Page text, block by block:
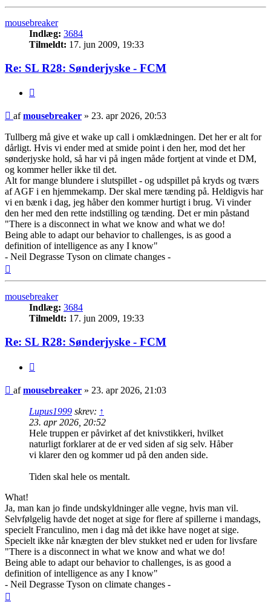
mousebreaker
Indlæg: 3684
Tilmeldt: 17. jun 2009, 19:33
Re: SL R28: Sønderjyske - FCM
Indlæg
afmousebreaker » 23. apr 2026, 20:53
Tullberg må give et wake up call i omklædningen. Det her er alt for
dårligt. Hvis vi ender med at smide point i den her, mod det her
sønderjyske hold, så har vi på ingen måde fortjent at vinde et DM,
og kommer heller ikke til det.
Alt for mange blundere i slutspillet - og udspillet på kryds og tværs
af AGF i en hjemmekamp. Der skal mere tænding på. Heldigvis har
vi en bænk i dag, jeg håber den kommer hurtigt i brug. Vi vinder
den her med den rette indstilling og tænding. Det er min påstand
"There is a disconnect in what we know and what we do!
Being able to adapt our behavior to challenges, is as good a
definition of intelligence as any I know"
- Neil Degrasse Tyson on climate changes -
mousebreaker
Indlæg: 3684
Tilmeldt: 17. jun 2009, 19:33
Re: SL R28: Sønderjyske - FCM
Indlæg
afmousebreaker » 23. apr 2026, 21:03
Lupus1999 skrev: ↑
23. apr 2026, 20:52
Hele truppen er påvirket af det knivstikkeri, hvilket
naturligt forklarer at de er ved siden af sig selv. Håber
vi klarer den og kommer ud på den anden side.
Tiden skal hele os mentalt.
What!
Ja, man kan jo finde undskyldninger alle vegne, hvis man vil.
Selvfølgelig havde det noget at sige for flere af spillerne i mandags,
specielt Franculino, men i dag må det ikke have noget at sige.
Specielt ikke når knægten der blev stukket ned er uden for livsfare
"There is a disconnect in what we know and what we do!
Being able to adapt our behavior to challenges, is as good a
definition of intelligence as any I know"
- Neil Degrasse Tyson on climate changes -